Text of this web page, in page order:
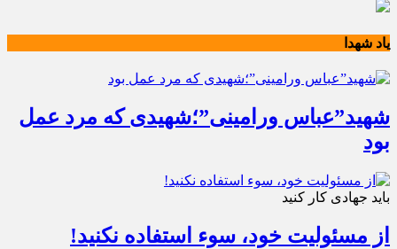
یاد شهدا
شهید”عباس ورامینی”؛شهیدی که مرد عمل
بود
باید جهادی کار کنید
از مسئولیت خود، سوء استفاده نکنید!